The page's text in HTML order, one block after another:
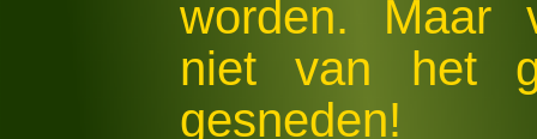
worden. Maar
niet van het
gesneden!